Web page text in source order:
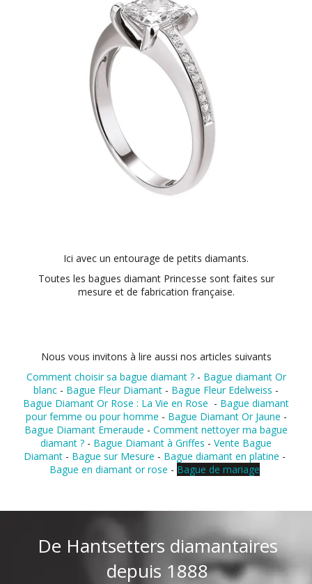
Ici avec un entourage de petits diamants.
Toutes les bagues diamant Princesse sont faites sur
mesure et de fabrication française.
Nous vous invitons à lire aussi nos articles suivants
Comment choisir sa bague diamant ?- Bague diamant Or
blanc - Bague Fleur Diamant - Bague Fleur Edelweiss -
Bague Diamant Or Rose : La Vie en Rose - Bague diamant
pour femme ou pour homme - Bague Diamant Or Jaune -
Bague Diamant Emeraude - Comment nettoyer ma bague
diamant ? - Bague Diamant à Griffes - Vente Bague
Diamant - Bague sur Mesure - Bague diamant en platine -
Bague en diamant or rose - Bague de mariage
De Hantsetters diamantaires
depuis 1888